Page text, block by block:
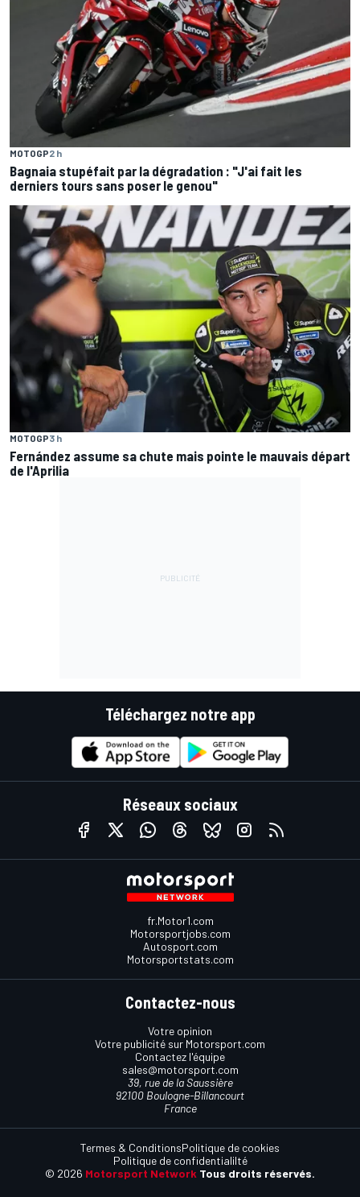
MOTOGP2 h
Bagnaia stupéfait par la dégradation : "J'ai fait les
derniers tours sans poser le genou"
MOTOGP3 h
Fernández assume sa chute mais pointe le mauvais départ
de l'Aprilia
Téléchargez notre app
Réseaux sociaux
fr.Motor1.com
Motorsportjobs.com
Autosport.com
Motorsportstats.com
Contactez-nous
Votre opinion
Votre publicité sur Motorsport.com
Contactez l'équipe
sales@motorsport.com
39, rue de la Saussière
92100 Boulogne-Billancourt
France
© 2026 Motorsport Network Tous droits réservés.
Termes & ConditionsPolitique de cookies
Politique de confidentialilté